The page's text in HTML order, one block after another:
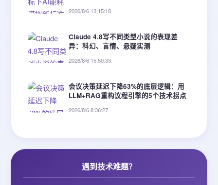
2026/8/6 13:15:18
Claude 4.8写不同类型小说的表现差
异：科幻、言情、悬疑实测
2026/8/6 15:50:33
会议决策延迟下降63%的底层逻辑：用
LLM+RAG重构议程引擎的5个技术拐点
2026/8/6 8:36:27
遇到技术难题？